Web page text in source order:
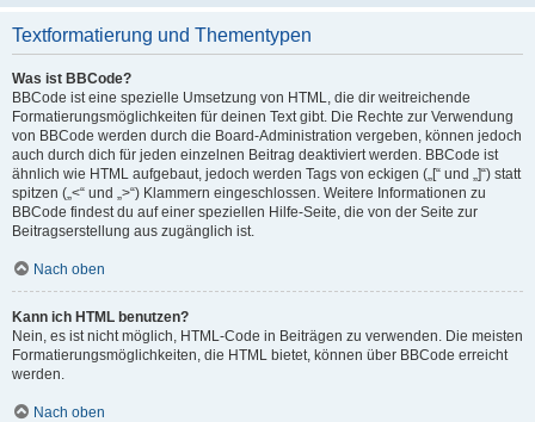
Textformatierung und Thementypen
Was ist BBCode?
BBCode ist eine spezielle Umsetzung von HTML, die dir weitreichende
Formatierungsmöglichkeiten für deinen Text gibt. Die Rechte zur Verwendung
von BBCode werden durch die Board-Administration vergeben, können jedoch
auch durch dich für jeden einzelnen Beitrag deaktiviert werden. BBCode ist
ähnlich wie HTML aufgebaut, jedoch werden Tags von eckigen („[“ und „]“) statt
spitzen („<“ und „>“) Klammern eingeschlossen. Weitere Informationen zu
BBCode findest du auf einer speziellen Hilfe-Seite, die von der Seite zur
Beitragserstellung aus zugänglich ist.
Nach oben
Kann ich HTML benutzen?
Nein, es ist nicht möglich, HTML-Code in Beiträgen zu verwenden. Die meisten
Formatierungsmöglichkeiten, die HTML bietet, können über BBCode erreicht
werden.
Nach oben